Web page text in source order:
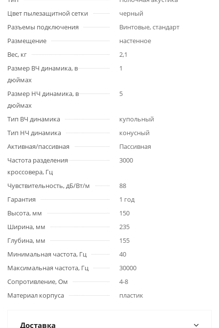
Цвет пылезащитной сетки
черный
Разъемы подключения
Винтовые, стандарт
Размещение
настенное
Вес, кг
2,1
Размер ВЧ динамика, в
дюймах
1
Размер НЧ динамика, в
дюймах
5
Тип ВЧ динамика
купольный
Тип НЧ динамика
конусный
Активная/пассивная
Пассивная
Частота разделения
кроссовера, Гц
3000
Чувствительность, дБ/Вт/м
88
Гарантия
1 год
Высота, мм
150
Ширина, мм
235
Глубина, мм
155
Минимальная частота, Гц
40
Максимальная частота, Гц
30000
Сопротивление, Ом
4-8
Материал корпуса
пластик
Доставка